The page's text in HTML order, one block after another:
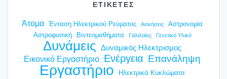
ΕΤΙΚΕΤΕΣ
Άτομα Ένταση Ηλεκτρικού Ρεύματος Ασκήσεις
Αστρονομία
Αστροφυσική
Βιντεομαθήματα Γαλιλαίος Γενετικό Υλικό
Δυνάμεις Δυναμικός Ηλεκτρισμος
Εικονικό Εργαστήριο Ενέργεια Επανάληψη
Εργαστήριο
Ηλεκτρικά Κυκλώματα